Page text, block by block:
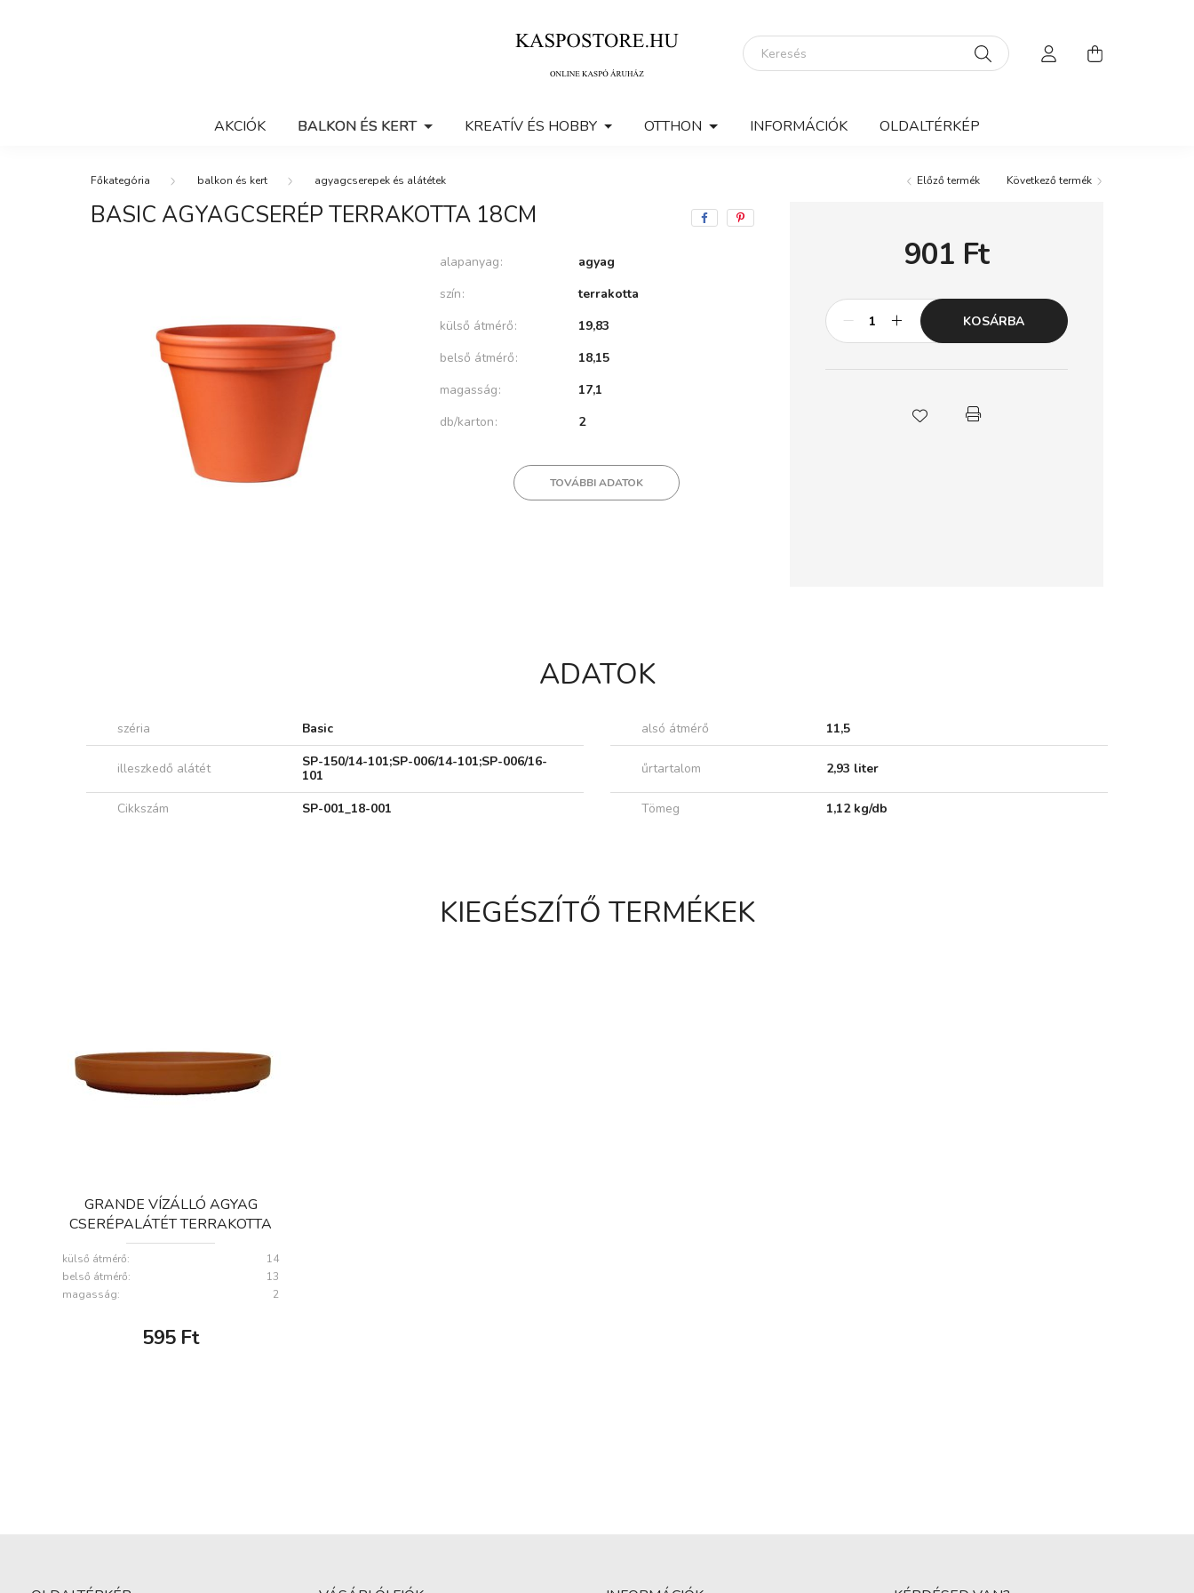
AKCIÓK BALKON ÉS KERT KREATÍV ÉS HOBBY OTTHON INFORMÁCIÓK OLDALTÉRKÉP
balkon és kert agyagcserepek és alátétek Előző termék Következő termék
BASIC AGYAGCSERÉP TERRAKOTTA 18CM
alapanyag
agyag
szín
terrakotta
külső átmérő
19,83
belső átmérő
18,15
magasság
17,1
db/karton
2
TOVÁBBI ADATOK
901 Ft
KOSÁRBA
ADATOK
széria Basic alsó átmérő 11,5
illeszkedő alátét
SP-150/14-101;SP-006/14-101;SP-006/16-
101
űrtartalom 2,93 liter
Cikkszám SP-001_18-001 Tömeg 1,12 kg/db
KIEGÉSZÍTŐ TERMÉKEK
GRANDE VÍZÁLLÓ AGYAG
CSERÉPALÁTÉT TERRAKOTTA
14CM
külső átmérő:
14
belső átmérő:
13
magasság:
2
595Ft